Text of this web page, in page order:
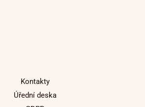
Kontakty
Úřední deska